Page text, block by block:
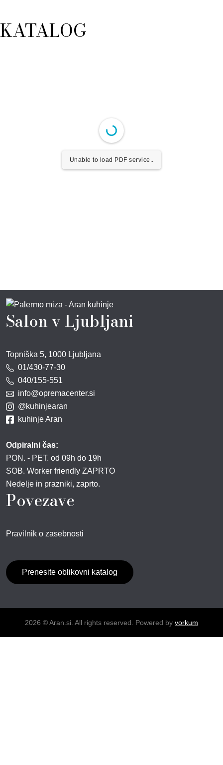
KATALOG
Unable to load PDF service..
Salon v Ljubljani
Topniška 5, 1000 Ljubljana
01/430-77-30
040/155-551
info@opremacenter.si
@kuhinjearan
kuhinje Aran
Odpiralni čas:
PON. - PET. od 09h do 19h
SOB. Worker friendly ZAPRTO
Nedelje in prazniki, zaprto.
Povezave
Pravilnik o zasebnosti
Prenesite oblikovni katalog
2026 © Aran.si. All rights reserved. Powered by vorkum